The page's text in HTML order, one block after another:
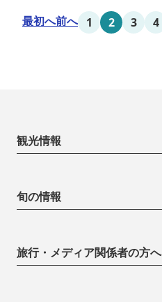
最初へ前へ 1 2 3 4
観光情報
旬の情報
旅行・メディア関係者の方へ